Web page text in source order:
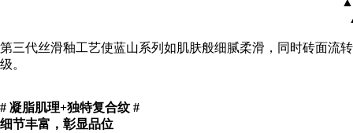
第三代丝滑釉工艺使蓝山系列如肌肤般细腻柔滑，同时砖面流
级。
# 凝脂肌理+独特复合纹 #
细节丰富，彰显品位